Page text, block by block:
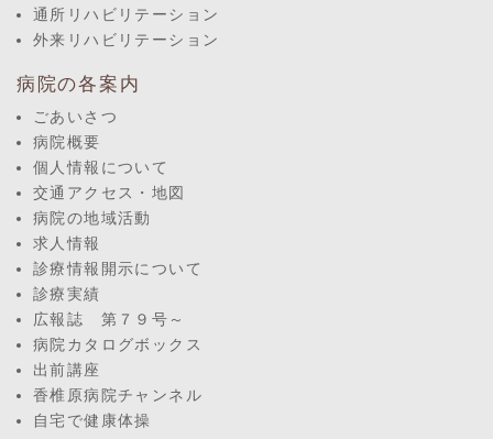
通所リハビリテーション
外来リハビリテーション
病院の各案内
ごあいさつ
病院概要
個人情報について
交通アクセス・地図
病院の地域活動
求人情報
診療情報開示について
診療実績
広報誌 第７９号～
病院カタログボックス
出前講座
香椎原病院チャンネル
自宅で健康体操